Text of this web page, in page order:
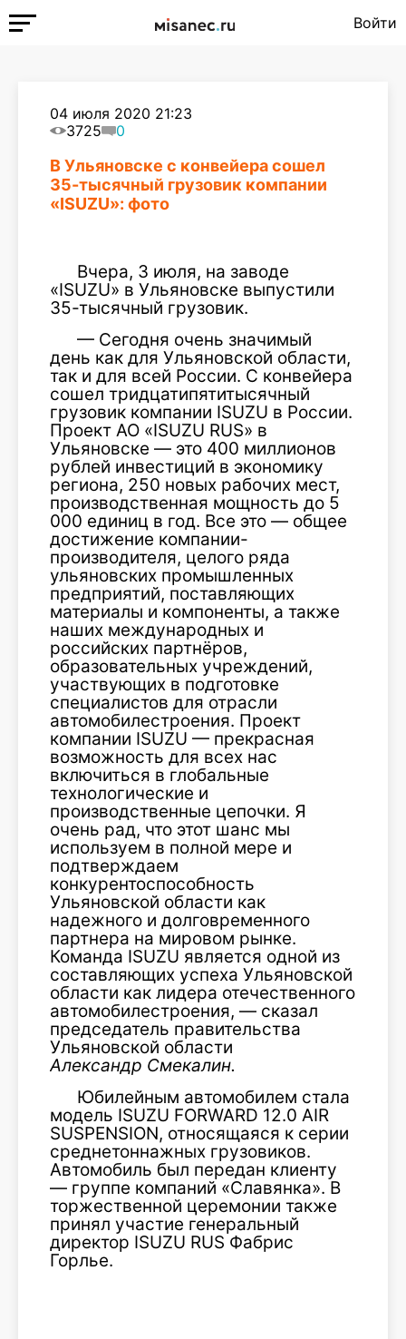
Войти
04 июля 2020 21:23
3725
0
В Ульяновске с конвейера сошел
35-тысячный грузовик компании
«ISUZU»: фото
Вчера, 3 июля, на заводе
«ISUZU» в Ульяновске выпустили
35-тысячный грузовик.
— Сегодня очень значимый
день как для Ульяновской области,
так и для всей России. С конвейера
сошел тридцатипятитысячный
грузовик компании ISUZU в России.
Проект АО «ISUZU RUS» в
Ульяновске — это 400 миллионов
рублей инвестиций в экономику
региона, 250 новых рабочих мест,
производственная мощность​ до 5
000 единиц в год. Все это — общее
достижение компании-
производителя, целого ряда
ульяновских промышленных
предприятий, поставляющих
материалы и компоненты, а также
наших международных и
российских партнёров,
образовательных учреждений,
участвующих в подготовке
специалистов для отрасли
автомобилестроения. Проект
компании ISUZU — прекрасная
возможность для всех нас
включиться в глобальные
технологические и
производственные цепочки. Я
очень рад, что этот шанс мы
используем в полной мере и
подтверждаем
конкурентоспособность
Ульяновской области как
надежного и долговременного
партнера на мировом рынке.
Команда ISUZU является одной из
составляющих успеха Ульяновской
области как лидера отечественного
автомобилестроения, — сказал
председатель правительства
Ульяновской области
Александр Смекалин.
Юбилейным автомобилем стала
модель ISUZU FORWARD 12.0 AIR
SUSPENSION, относящаяся к серии
среднетоннажных грузовиков.
Автомобиль был передан клиенту
— группе компаний «Славянка». В
торжественной церемонии также
принял участие генеральный
директор ISUZU RUS Фабрис
Горлье.